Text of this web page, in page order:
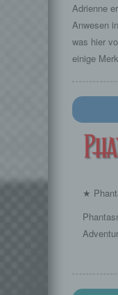
Adrienne
Anwesen
was hier
einige
★